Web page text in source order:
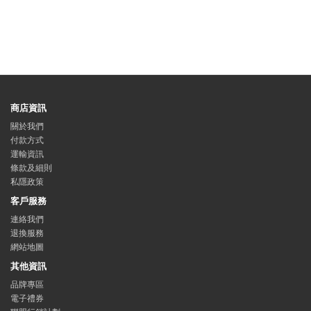
商店資訊
關於我們
付款方式
運輸資訊
條款及細則
私隱政策
客戶服務
連絡我們
退換服務
網站地圖
其他資訊
品牌專區
電子禮券